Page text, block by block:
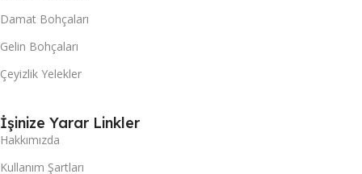
Damat Bohçaları
Gelin Bohçaları
Çeyizlik Yelekler
İşinize Yarar Linkler
Hakkımızda
Kullanım Şartları